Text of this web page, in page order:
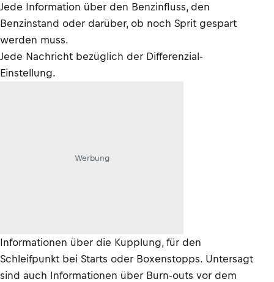
Jede Information über den Benzinfluss, den
Benzinstand oder darüber, ob noch Sprit gespart
werden muss.
Jede Nachricht bezüglich der Differenzial-
Einstellung.
Werbung
Informationen über die Kupplung, für den
Schleifpunkt bei Starts oder Boxenstopps. Untersagt
sind auch Informationen über Burn-outs vor dem